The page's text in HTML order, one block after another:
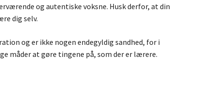
og autentiske voksne. Husk derfor, at din
dig selv.
og er ikke nogen endegyldig sandhed, for i
måder at gøre tingene på, som der er lærere.